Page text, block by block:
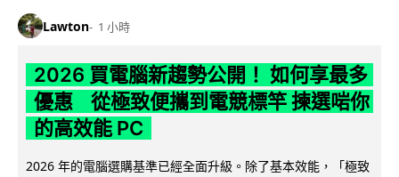
Lawton 1 小時
2026 買電腦新趨勢公開！ 如何享最多
優惠 從極致便攜到電競標竿 揀選啱你
的高效能 PC
2026 年的電腦選購基準已經全面升級。除了基本效能，「極致